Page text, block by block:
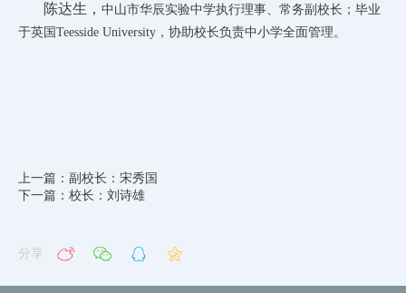
陈达生， 中山市华辰实验中学执行理事、常务副校长；毕业
于英国Teesside University，协助校长负责中小学全面管理。
上一篇：副校长：宋秀国
下一篇：校长：刘诗雄
分享